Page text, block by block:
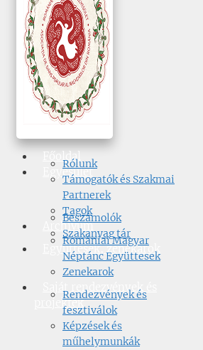
Főoldal
Egyesület
Rólunk
Támogatók és Szakmai
Partnerek
Tagok
Archívum
Beszámolók
Szakanyag tár
Együttesek, zenekarok
Romániai Magyar
Néptánc Együttesek
Zenekarok
Saját rendezvények és
projektek
Rendezvények és
fesztiválok
Képzések és
műhelymunkák